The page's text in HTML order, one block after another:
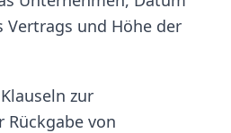
Vertrags und Höhe der
zur
Rückgabe von